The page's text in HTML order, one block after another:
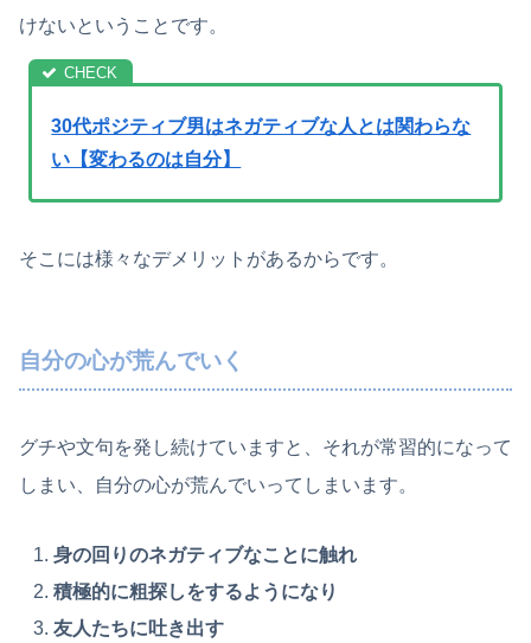
けないということです。
30代ポジティブ男はネガティブな人とは関わらな
い【変わるのは自分】
そこには様々なデメリットがあるからです。
自分の心が荒んでいく
グチや文句を発し続けていますと、それが常習的になって
しまい、自分の心が荒んでいってしまいます。
身の回りのネガティブなことに触れ
積極的に粗探しをするようになり
友人たちに吐き出す